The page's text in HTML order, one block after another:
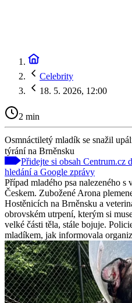
Celebrity
18. 5. 2026, 12:00
2 min
Osmnáctiletý mladík se snažil
týrání na Brněnsku
Přidejte si obsah Centrum.cz
hledání a Google zprávy
Případ mladého psa nalezeného
Českem. Zubožené Arona
Hostěnicích na Brněnsku a
obrovském utrpení, kterým si
velké části těla, stále bojuje.
mladíkem, jak informovala